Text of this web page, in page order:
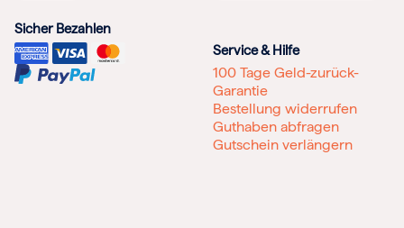
Sicher Bezahlen
Service & Hilfe
100 Tage Geld-zurück-
Garantie
Bestellung widerrufen
Guthaben abfragen
Gutschein verlängern